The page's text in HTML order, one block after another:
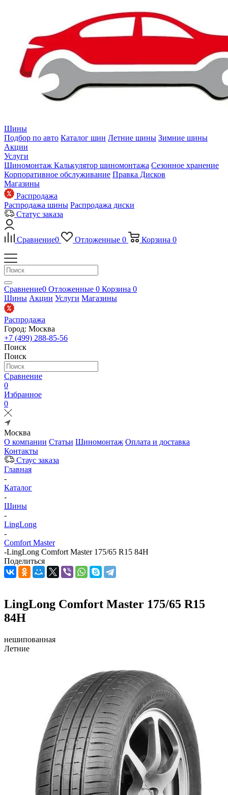
Шины
Подбор по авто Каталог шин Летние шины Зимние шины
Акции
Услуги
Шиномонтаж Калькулятор шиномонтажа Сезонное хранение
Корпоративное обслуживание Правка Дисков
Магазины
Распродажа
Распродажа шины Распродажа диски
Статус заказа
Сравнение0 Отложенные 0 Корзина 0
Сравнение0 Отложенные 0 Корзина 0
Шины Акции Услуги Магазины
Распродажа
Город: Москва
+7 (499) 288-85-56
Поиск
Поиск
Сравнение
0
Избранное
0
Москва
О компании Статьи Шиномонтаж Оплата и доставка
Контакты
Стаус заказа
Главная
-
Каталог
-
Шины
-
LingLong
-
Comfort Master
-LingLong Comfort Master 175/65 R15 84H
Поделиться
LingLong Comfort Master 175/65 R15
84H
нешипованная
Летние